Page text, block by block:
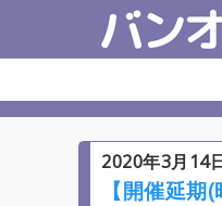
2020年3月14
【開催延